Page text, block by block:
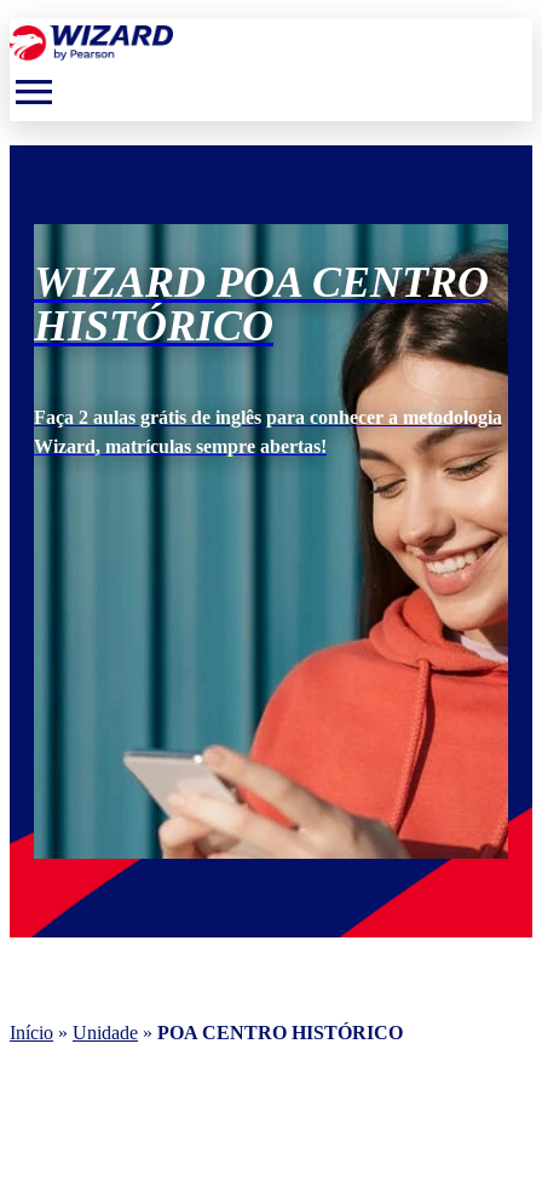
menu
WIZARD POA CENTRO
HISTÓRICO
Faça 2 aulas grátis de inglês para conhecer a metodologia
Wizard, matrículas sempre abertas!
Início » Unidade » POA CENTRO HISTÓRICO